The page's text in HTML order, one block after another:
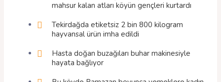
mahsur kalan atları köyün gençleri kurtardı
Tekirdağda etiketsiz 2 bin 800 kilogram
hayvansal ürün imha edildi
Hasta doğan buzağıları buhar makinesiyle
hayata bağlıyor